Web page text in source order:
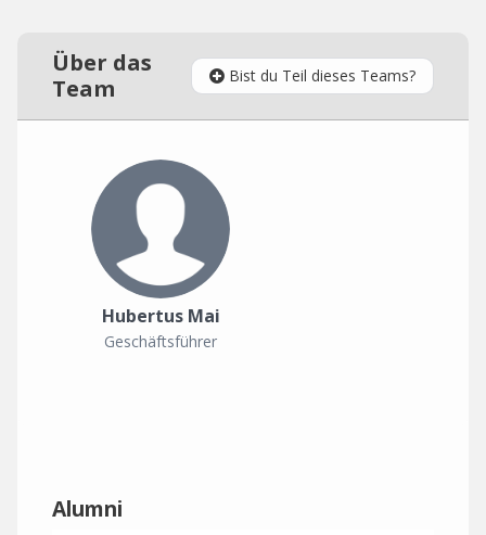
Über das
Team
Bist du Teil dieses Teams?
Hubertus Mai
Geschäftsführer
Alumni